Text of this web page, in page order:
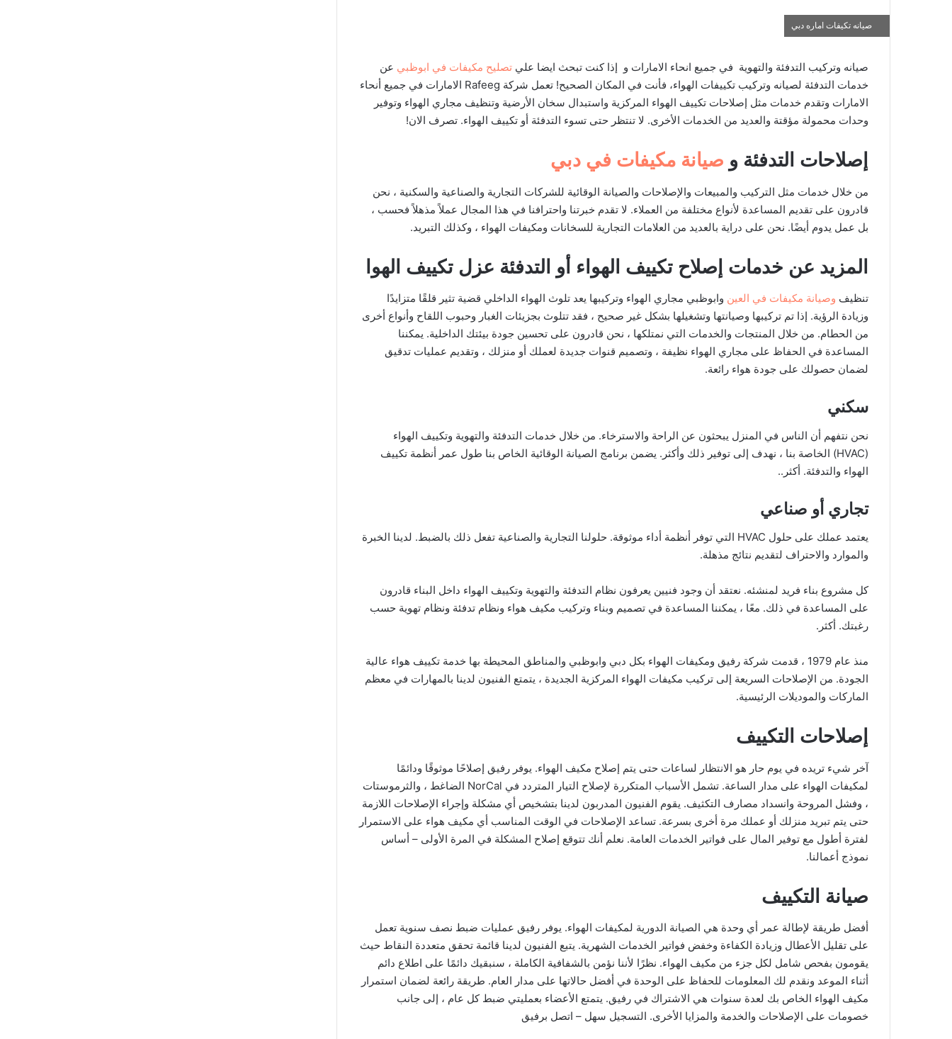
صيانه تكيفات اماره دبي
صيانه وتركيب التدفئة والتهوية في جميع انحاء الامارات و إذا كنت تبحث ايضا علي تصليح مكيفات في ابوظبي عن
خدمات التدفئة لصيانه وتركيب تكييفات الهواء، فأنت في المكان الصحيح! تعمل شركة Rafeeg الامارات في جميع أنحاء
الامارات وتقدم خدمات مثل إصلاحات تكييف الهواء المركزية واستبدال سخان الأرضية وتنظيف مجاري الهواء وتوفير
وحدات محمولة مؤقتة والعديد من الخدمات الأخرى. لا تنتظر حتى تسوء التدفئة أو تكييف الهواء. تصرف الان!
إصلاحات التدفئة و صيانة مكيفات في دبي
من خلال خدمات مثل التركيب والمبيعات والإصلاحات والصيانة الوقائية للشركات التجارية والصناعية والسكنية ، نحن
قادرون على تقديم المساعدة لأنواع مختلفة من العملاء. لا تقدم خبرتنا واحترافنا في هذا المجال عملاً مذهلاً فحسب ،
بل عمل يدوم أيضًا. نحن على دراية بالعديد من العلامات التجارية للسخانات ومكيفات الهواء ، وكذلك التبريد.
المزيد عن خدمات إصلاح تكييف الهواء أو التدفئة عزل تكييف الهوا
تنظيف وصيانة مكيفات في العين وابوظبي مجاري الهواء وتركيبها يعد تلوث الهواء الداخلي قضية تثير قلقًا متزايدًا
وزيادة الرؤية. إذا تم تركيبها وصيانتها وتشغيلها بشكل غير صحيح ، فقد تتلوث بجزيئات الغبار وحبوب اللقاح وأنواع أخرى
من الحطام. من خلال المنتجات والخدمات التي نمتلكها ، نحن قادرون على تحسين جودة بيئتك الداخلية. يمكننا
المساعدة في الحفاظ على مجاري الهواء نظيفة ، وتصميم قنوات جديدة لعملك أو منزلك ، وتقديم عمليات تدقيق
لضمان حصولك على جودة هواء رائعة.
سكني
نحن نتفهم أن الناس في المنزل يبحثون عن الراحة والاسترخاء. من خلال خدمات التدفئة والتهوية وتكييف الهواء
(HVAC) الخاصة بنا ، نهدف إلى توفير ذلك وأكثر. يضمن برنامج الصيانة الوقائية الخاص بنا طول عمر أنظمة تكييف
الهواء والتدفئة. أكثر..
تجاري أو صناعي
يعتمد عملك على حلول HVAC التي توفر أنظمة أداء موثوقة. حلولنا التجارية والصناعية تفعل ذلك بالضبط. لدينا الخبرة
والموارد والاحتراف لتقديم نتائج مذهلة.
كل مشروع بناء فريد لمنشئه. نعتقد أن وجود فنيين يعرفون نظام التدفئة والتهوية وتكييف الهواء داخل البناء قادرون
على المساعدة في ذلك. معًا ، يمكننا المساعدة في تصميم وبناء وتركيب مكيف هواء ونظام تدفئة ونظام تهوية حسب
رغبتك. أكثر.
منذ عام 1979 ، قدمت شركة رفيق ومكيفات الهواء بكل دبي وابوظبي والمناطق المحيطة بها خدمة تكييف هواء عالية
الجودة. من الإصلاحات السريعة إلى تركيب مكيفات الهواء المركزية الجديدة ، يتمتع الفنيون لدينا بالمهارات في معظم
الماركات والموديلات الرئيسية.
إصلاحات التكييف
آخر شيء تريده في يوم حار هو الانتظار لساعات حتى يتم إصلاح مكيف الهواء. يوفر رفيق إصلاحًا موثوقًا ودائمًا
لمكيفات الهواء على مدار الساعة. تشمل الأسباب المتكررة لإصلاح التيار المتردد في NorCal الضاغط ، والثرموستات
، وفشل المروحة وانسداد مصارف التكثيف. يقوم الفنيون المدربون لدينا بتشخيص أي مشكلة وإجراء الإصلاحات اللازمة
حتى يتم تبريد منزلك أو عملك مرة أخرى بسرعة. تساعد الإصلاحات في الوقت المناسب أي مكيف هواء على الاستمرار
لفترة أطول مع توفير المال على فواتير الخدمات العامة. نعلم أنك تتوقع إصلاح المشكلة في المرة الأولى – أساس
نموذج أعمالنا.
صيانة التكييف
أفضل طريقة لإطالة عمر أي وحدة هي الصيانة الدورية لمكيفات الهواء. يوفر رفيق عمليات ضبط نصف سنوية تعمل
على تقليل الأعطال وزيادة الكفاءة وخفض فواتير الخدمات الشهرية. يتبع الفنيون لدينا قائمة تحقق متعددة النقاط حيث
يقومون بفحص شامل لكل جزء من مكيف الهواء. نظرًا لأننا نؤمن بالشفافية الكاملة ، سنبقيك دائمًا على اطلاع دائم
أثناء الموعد ونقدم لك المعلومات للحفاظ على الوحدة في أفضل حالاتها على مدار العام. طريقة رائعة لضمان استمرار
مكيف الهواء الخاص بك لعدة سنوات هي الاشتراك في رفيق. يتمتع الأعضاء بعمليتي ضبط كل عام ، إلى جانب
خصومات على الإصلاحات والخدمة والمزايا الأخرى. التسجيل سهل – اتصل برفيق